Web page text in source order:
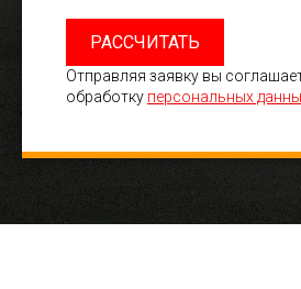
РАССЧИТАТЬ
Отправляя заявку вы
обработку персональных